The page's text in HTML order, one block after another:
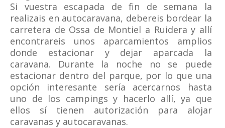
Si vuestra escapada de fin de semana la
realizais en autocaravana, debereis bordear la
carretera de Ossa de Montiel a Ruidera y allí
encontrareis unos aparcamientos amplios
donde estacionar y dejar aparcada la
caravana. Durante la noche no se puede
estacionar dentro del parque, por lo que una
opción interesante sería acercarnos hasta
uno de los campings y hacerlo allí, ya que
ellos sí tienen autorización para alojar
caravanas y autocaravanas.